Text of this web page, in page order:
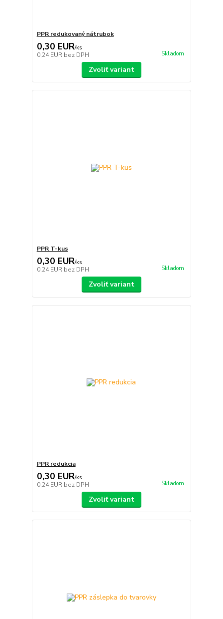
PPR redukovaný nátrubok
0,30 EUR/ks
0,24 EUR bez DPH Skladom
Zvoliť variant
PPR T-kus
0,30 EUR/ks
0,24 EUR bez DPH Skladom
Zvoliť variant
PPR redukcia
0,30 EUR/ks
0,24 EUR bez DPH Skladom
Zvoliť variant